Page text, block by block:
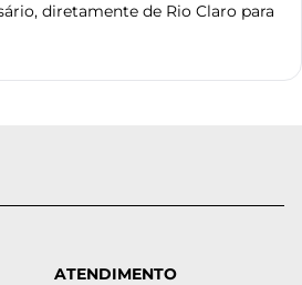
diretamente de Rio Claro para
ATENDIMENTO